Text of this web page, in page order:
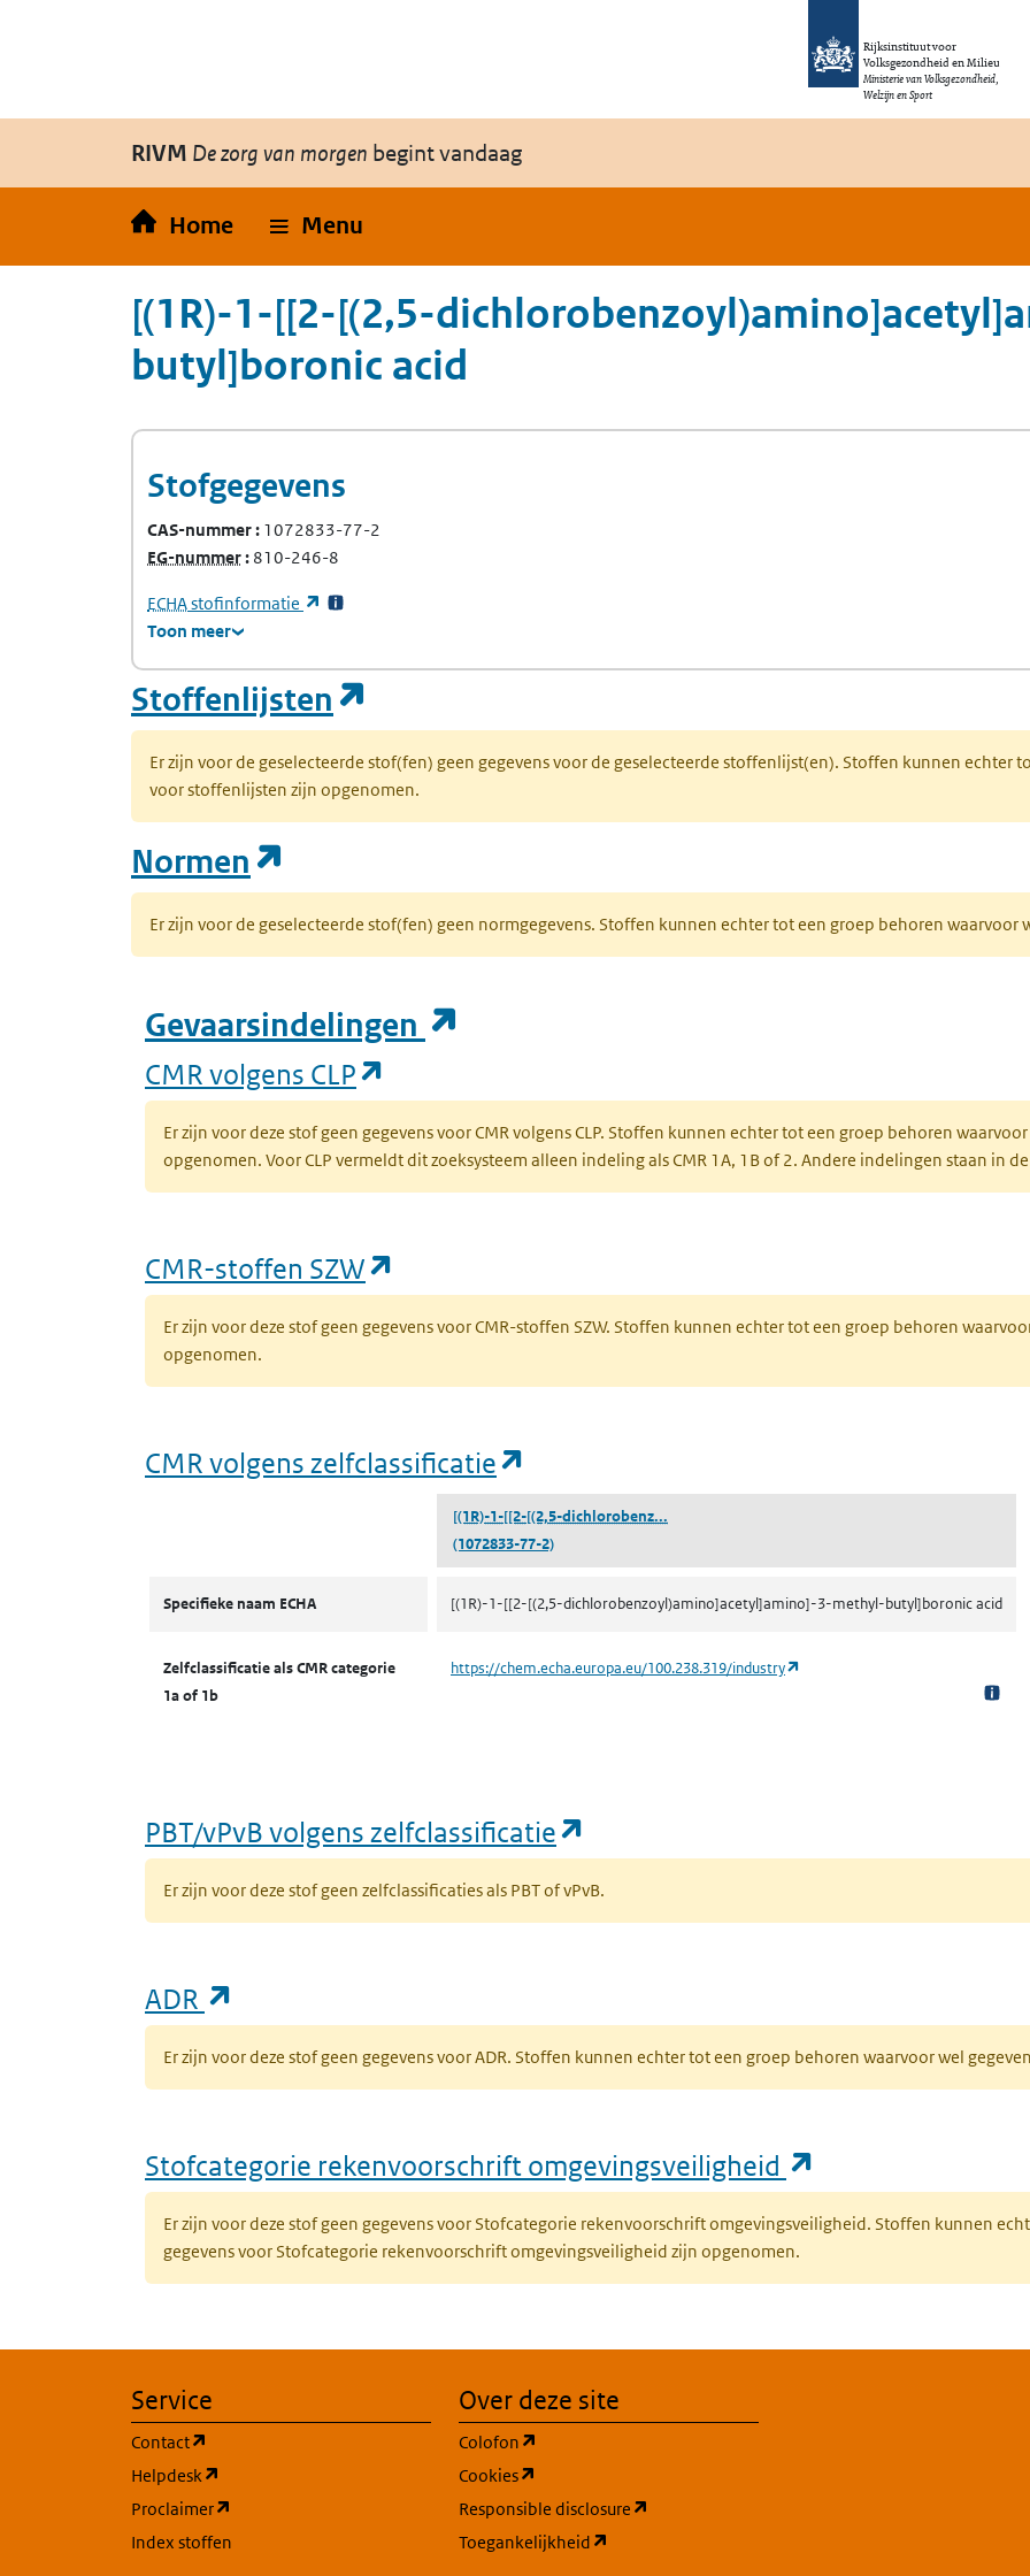
Rijksinstituut voor
Volksgezondheid en Milieu
Ministerie van Volksgezondheid,
Welzijn en Sport
RIVM De zorg van morgen begint vandaag
Home Menu
[(1R)-1-[[2-[(2,5-
butyl]boronic acid
Stofgegevens
CAS-nummer 1072833-77-2
EG-nummer(Europees Gemeenschap-nummer)
810-246-8
ECHA(Europees Agentschap voor chemische stoffen)
stofinformatie
(opent in een nieuw tabblad)
Toon meer
Stoffenlijsten
Er zijn voor de geselecteerde stof(fen) geen gegevens voor de geselecteerde stoffenlijst(en). Stoffen kunnen echter
voor stoffenlijsten zijn opgenomen.
Normen
Er zijn voor de geselecteerde stof(fen) geen normgegevens. Stoffen kunnen echter tot een groep behoren waarvoor
Gevaarsindelingen
CMR volgens CLP
Er zijn voor deze stof geen gegevens voor CMR volgens CLP. Stoffen kunnen echter tot een groep behoren
opgenomen. Voor CLP vermeldt dit zoeksysteem alleen indeling als CMR 1A, 1B of 2. Andere indelingen staan in
CMR-stoffen SZW
Er zijn voor deze stof geen gegevens voor CMR-stoffen SZW. Stoffen kunnen echter tot een groep behoren
opgenomen.
CMR volgens zelfclassificatie
[(1R)-1-[[2-[(2,5-dichlorobenz...
(1072833-77-2)
Specifieke naam ECHA [(1R)-1-[[2-[(2,5-dichlorobenzoyl)amino]acetyl]amino]-3-methyl-butyl]boronic acid
Zelfclassificatie als CMR categorie
1a of 1b
https://chem.echa.europa.eu/100.238.319/industry
PBT/vPvB volgens zelfclassificatie
Er zijn voor deze stof geen zelfclassificaties als PBT of vPvB.
ADR
Er zijn voor deze stof geen gegevens voor ADR. Stoffen kunnen echter tot een groep behoren waarvoor wel
Stofcategorie rekenvoorschrift omgevingsveiligheid
Er zijn voor deze stof geen gegevens voor Stofcategorie rekenvoorschrift omgevingsveiligheid. Stoffen kunnen
gegevens voor Stofcategorie rekenvoorschrift omgevingsveiligheid zijn opgenomen.
Service
Contact
Helpdesk
Proclaimer
Index stoffen
Over deze site
Colofon
Cookies
Responsible disclosure
Toegankelijkheid